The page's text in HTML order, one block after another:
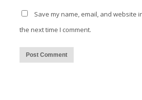
Save my name, email, and website
the next time I comment.